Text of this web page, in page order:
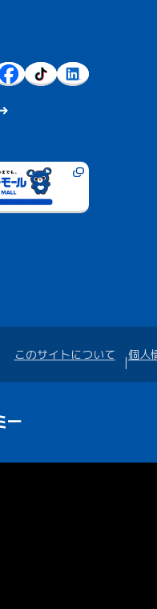
このサイトについて 個人